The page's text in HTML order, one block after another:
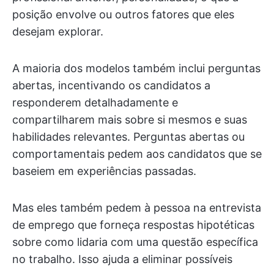
posição envolve ou outros fatores que eles
desejam explorar.
A maioria dos modelos também inclui perguntas
abertas, incentivando os candidatos a
responderem detalhadamente e
compartilharem mais sobre si mesmos e suas
habilidades relevantes. Perguntas abertas ou
comportamentais pedem aos candidatos que se
baseiem em experiências passadas.
Mas eles também pedem à pessoa na entrevista
de emprego que forneça respostas hipotéticas
sobre como lidaria com uma questão específica
no trabalho. Isso ajuda a eliminar possíveis